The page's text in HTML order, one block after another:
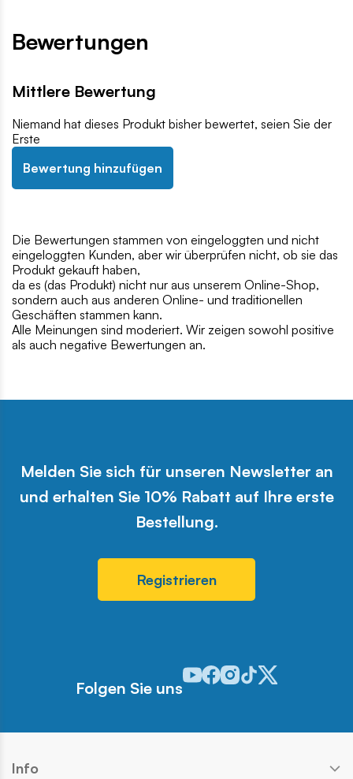
Bewertungen
Mittlere Bewertung
Niemand hat dieses Produkt bisher bewertet, seien Sie der
Erste
Bewertung hinzufügen
Die Bewertungen stammen von eingeloggten und nicht
eingeloggten Kunden, aber wir überprüfen nicht, ob sie das
Produkt gekauft haben,
da es (das Produkt) nicht nur aus unserem Online-Shop,
sondern auch aus anderen Online- und traditionellen
Geschäften stammen kann.
Alle Meinungen sind moderiert. Wir zeigen sowohl positive
als auch negative Bewertungen an.
Melden Sie sich für unseren Newsletter an
und erhalten Sie 10% Rabatt auf Ihre erste
Bestellung.
Registrieren
Folgen Sie uns
Odwiedź nasz profil w serwisie
Odwiedź nasz profil w
Odwiedź nasz profil w
Odwiedź nasz profil
Odwiedź nasz
Info